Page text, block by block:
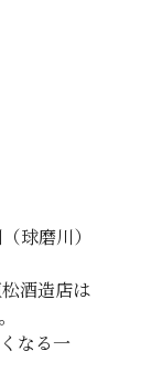
球磨川）
酒造店は
なる一